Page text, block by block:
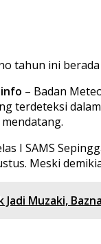
tahun ini
– Badan
terdeteksi
I SAMS
Meski
Muzaki,